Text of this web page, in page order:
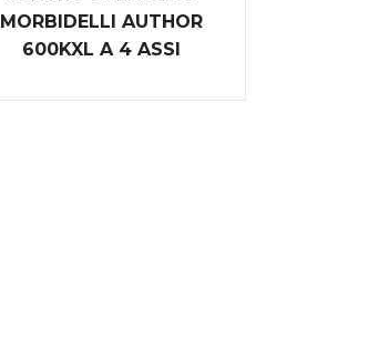
MORBIDELLI AUTHOR
600KXL A 4 ASSI